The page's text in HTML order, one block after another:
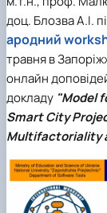
доц. Блозва А.І.
ародний
травня в
онлайн
докладу "Model
Smart City
Multifactoriality